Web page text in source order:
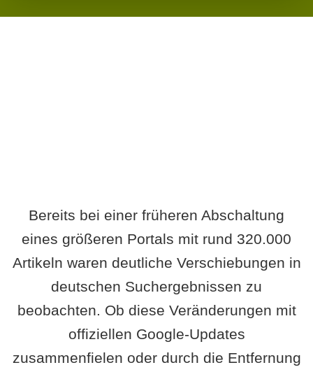
Bereits bei einer früheren Abschaltung
eines größeren Portals mit rund 320.000
Artikeln waren deutliche Verschiebungen in
deutschen Suchergebnissen zu
beobachten. Ob diese Veränderungen mit
offiziellen Google-Updates
zusammenfielen oder durch die Entfernung